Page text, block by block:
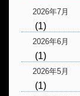
2026年7月
(1)
2026年6月
(1)
2026年5月
(1)